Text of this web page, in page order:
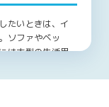
たいときは、イ
ソファやベッ
は大型の生活用
ーブイにお問い